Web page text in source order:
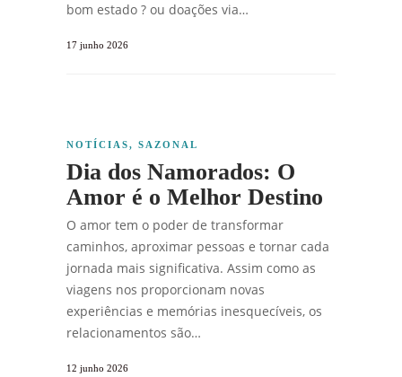
bom estado ? ou doações via…
17 junho 2026
NOTÍCIAS, SAZONAL
Dia dos Namorados: O
Amor é o Melhor Destino
O amor tem o poder de transformar
caminhos, aproximar pessoas e tornar cada
jornada mais significativa. Assim como as
viagens nos proporcionam novas
experiências e memórias inesquecíveis, os
relacionamentos são…
12 junho 2026